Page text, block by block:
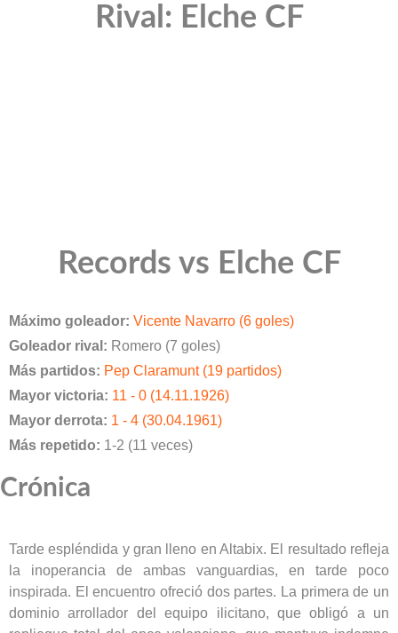
Rival: Elche CF
Records vs Elche CF
Máximo goleador: Vicente Navarro (6 goles)
Goleador rival: Romero (7 goles)
Más partidos: Pep Claramunt (19 partidos)
Mayor victoria: 11 - 0 (14.11.1926)
Mayor derrota: 1 - 4 (30.04.1961)
Más repetido: 1-2 (11 veces)
Crónica
Tarde espléndida y gran lleno en Altabix. El resultado refleja
la inoperancia de ambas vanguardias, en tarde poco
inspirada. El encuentro ofreció dos partes. La primera de un
dominio arrollador del equipo ilicitano, que obligó a un